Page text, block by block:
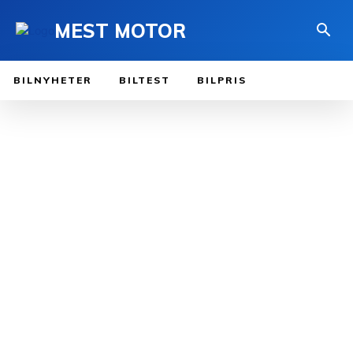
MEST MOTOR
BILNYHETER BILTEST BILPRIS